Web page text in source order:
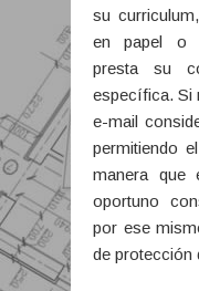
su
en papel o
presta su
específica. Si
e-mail
permitiendo
manera que
oportuno
por ese
de protección